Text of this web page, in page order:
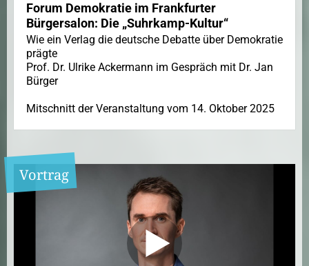
Forum Demokratie im Frankfurter
Bürgersalon: Die „Suhrkamp-Kultur“
Wie ein Verlag die deutsche Debatte über Demokratie
prägte
Prof. Dr. Ulrike Ackermann im Gespräch mit Dr. Jan
Bürger
Mitschnitt der Veranstaltung vom 14. Oktober 2025
Vortrag